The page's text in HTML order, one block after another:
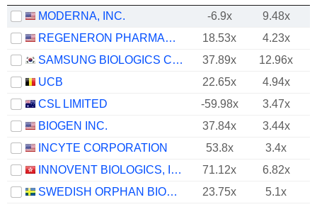
MODERNA, INC. -6.9x
9.48x
REGENERON PHARMACEUTICALS, INC.
18.53x
4.23x
SAMSUNG BIOLOGICS CO.,LTD.
37.89x 12.96x
UCB
22.65x 4.94x
CSL LIMITED
-59.98x 3.47x
BIOGEN INC.
37.84x 3.44x
INCYTE CORPORATION
53.8x 3.4x
INNOVENT BIOLOGICS, INC.
71.12x 6.82x
SWEDISH ORPHAN BIOVITRUM AB
23.75x 5.1x